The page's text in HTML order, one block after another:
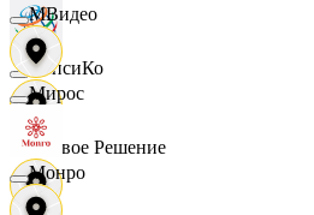
ПепсиКо
Первое Решение
МВидео
Мирос
Монро